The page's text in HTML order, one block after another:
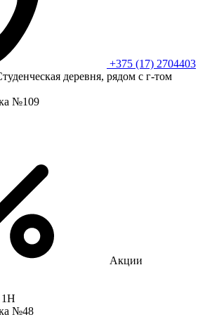
+375 (17) 2704403
деревня, рядом с г-том
№109
Акции
1Н
№48